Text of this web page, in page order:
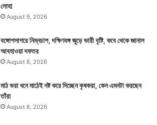
লোহা
August 9, 2026
বঙ্গোপসাগরে নিম্নচাপ, দক্ষিণবঙ্গ জুড়ে ভারী বৃষ্টি, কবে থেকে জানাল
আবহাওয়া দফতর
August 8, 2026
মাঠ ভরা ধনে মাঠেই নষ্ট করে দিচ্ছেন কৃষকরা, কেন এমনটা করছেন
তাঁরা
August 8, 2026